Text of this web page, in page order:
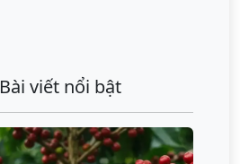
Bài viết nổi bật